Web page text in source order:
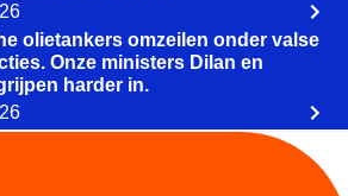
olietankers omzeilen onder valse
Onze ministers Dilan en
harder in.